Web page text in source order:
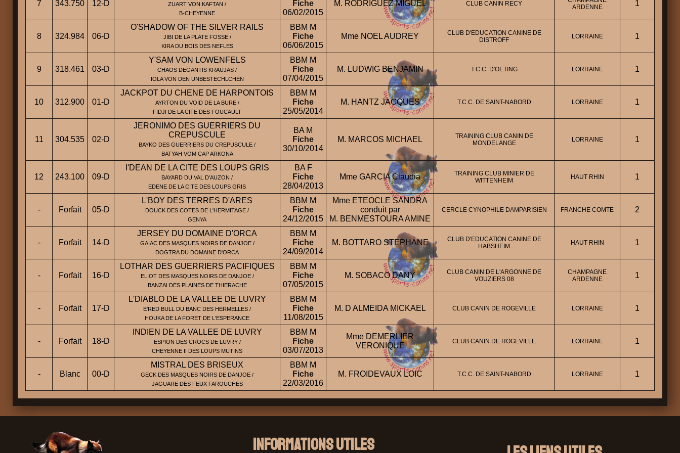
7 343.750 12-D
ZUART VON KAFTAN /
B-CHEYENNE
Fiche
06/02/2015
M. RODRIGUEZ MIGUEL CLUB CANIN RECY
ARDENNE
1
8 324.984 06-D
O'SHADOW OF THE SILVER RAILS
JIBI DE LA PLATE FOSSE /
KIRA DU BOIS DES NEFLES
BBM M
Fiche
06/06/2015
Mme NOEL AUDREY
CLUB D'EDUCATION CANINE DE
DISTROFF
LORRAINE 1
9 318.461 03-D
Y'SAM VON LOWENFELS
CHAOS DEGANTIS KRAUJAS /
IOLA VON DEN UNBESTECHLCHEN
BBM M
Fiche
07/04/2015
M. LUDWIG BENJAMIN T.C.C. D'OETING LORRAINE 1
10 312.900 01-D
JACKPOT DU CHENE DE HARPONTOIS
AYRTON DU VOID DE LA BURE /
FIDJI DE LA CITE DES FOUCAULT
BBM M
Fiche
25/05/2014
M. HANTZ JACQUES T.C.C. DE SAINT-NABORD LORRAINE 1
11 304.535 02-D
JERONIMO DES GUERRIERS DU
CREPUSCULE
BAYKO DES GUERRIERS DU CREPUSCULE /
BATYAH VOM CAP ARKONA
BA M
Fiche
30/10/2014
M. MARCOS MICHAEL
TRAINING CLUB CANIN DE
MONDELANGE
LORRAINE 1
12 243.100 09-D
I'DEAN DE LA CITE DES LOUPS GRIS
BAYARD DU VAL D'AUZON /
EDENE DE LA CITE DES LOUPS GRIS
BA F
Fiche
28/04/2013
Mme GARCIA Claudia
TRAINING CLUB MINIER DE
WITTENHEIM
HAUT RHIN 1
- Forfait 05-D
L'BOY DES TERRES D'ARES
DOUCK DES COTES DE L'HERMITAGE /
GENYA
BBM M
Fiche
24/12/2015
Mme ETEOCLE SANDRA
conduit par
M. BENMESTOURA AMINE
CERCLE CYNOPHILE DAMPARISIEN FRANCHE COMTE 2
- Forfait 14-D
JERSEY DU DOMAINE D'ORCA
GAIAC DES MASQUES NOIRS DE DANJOE /
DOGTRA DU DOMAINE D'ORCA
BBM M
Fiche
24/09/2014
M. BOTTARO STEPHANE
CLUB D'EDUCATION CANINE DE
HABSHEIM
HAUT RHIN 1
- Forfait 16-D
LOTHAR DES GUERRIERS PACIFIQUES
ELIOT DES MASQUES NOIRS DE DANJOE /
BANZAI DES PLAINES DE THIERACHE
BBM M
Fiche
07/05/2015
M. SOBACO DANY
CLUB CANIN DE L'ARGONNE DE
VOUZIERS 08
CHAMPAGNE
ARDENNE
1
- Forfait 17-D
L'DIABLO DE LA VALLEE DE LUVRY
E'RED BULL DU BANC DES HERMELLES /
HOUKA DE LA FORET DE L'ESPERANCE
BBM M
Fiche
11/08/2015
M. D ALMEIDA MICKAEL CLUB CANIN DE ROGEVILLE LORRAINE 1
- Forfait 18-D
INDIEN DE LA VALLEE DE LUVRY
ESPION DES CROCS DE LUVRY /
CHEYENNE II DES LOUPS MUTINS
BBM M
Fiche
03/07/2013
Mme DEMERLIER
VERONIQUE
CLUB CANIN DE ROGEVILLE LORRAINE 1
- Blanc 00-D
MISTRAL DES BRISEUX
GECK DES MASQUES NOIRS DE DANJOE /
JAGUARE DES FEUX FAROUCHES
BBM M
Fiche
22/03/2016
M. FROIDEVAUX LOIC T.C.C. DE SAINT-NABORD LORRAINE 1
Informations Utiles